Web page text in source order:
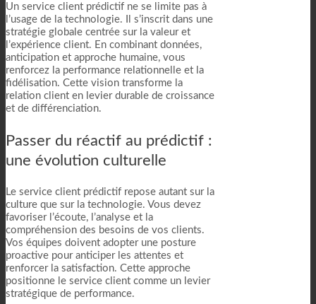
Un service client prédictif ne se limite pas à
l’usage de la technologie. Il s’inscrit dans une
stratégie globale centrée sur la valeur et
l’expérience client. En combinant données,
anticipation et approche humaine, vous
renforcez la performance relationnelle et la
fidélisation. Cette vision transforme la
relation client en levier durable de croissance
et de différenciation.
Passer du réactif au prédictif :
une évolution culturelle
Le service client prédictif repose autant sur la
culture que sur la technologie. Vous devez
favoriser l’écoute, l’analyse et la
compréhension des besoins de vos clients.
Vos équipes doivent adopter une posture
proactive pour anticiper les attentes et
renforcer la satisfaction. Cette approche
positionne le service client comme un levier
stratégique de performance.